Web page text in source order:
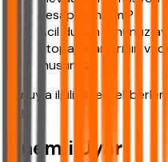
hesapladınız mı?
Acil durum fonunuz
Stopaj oranlarının
musunuz?
Konuyla ilgili diğer rehberler
atın
Önemli Uyarı